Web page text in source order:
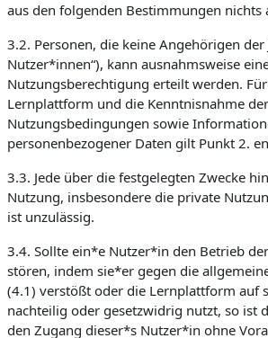
aus den folgenden Bestimmungen nichts
3.2. Personen, die keine Angehörigen der
Nutzer*innen“), kann ausnahmsweise
Nutzungsberechtigung erteilt werden.
Lernplattform und die Kenntnisnahme der
Nutzungsbedingungen sowie
personenbezogener Daten gilt Punkt 2.
3.3. Jede über die festgelegten Zwecke
Nutzung, insbesondere die private
ist unzulässig.
3.4. Sollte ein*e Nutzer*in den Betrieb
stören, indem sie*er gegen die
(4.1) verstößt oder die Lernplattform auf
nachteilig oder gesetzwidrig nutzt, so ist
den Zugang dieser*s Nutzer*in ohne